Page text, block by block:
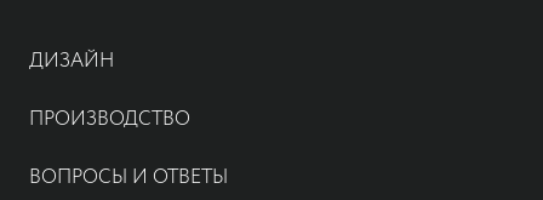
ДИЗАЙН
ПРОИЗВОДСТВО
ВОПРОСЫ И ОТВЕТЫ